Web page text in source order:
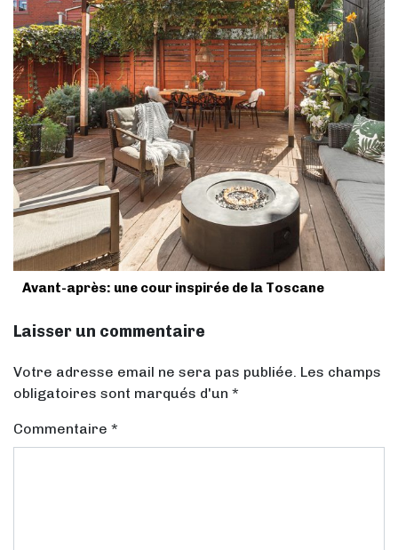
Avant-après: une cour inspirée de la Toscane
Laisser un commentaire
Votre adresse email ne sera pas publiée. Les champs
obligatoires sont marqués d'un *
Commentaire *